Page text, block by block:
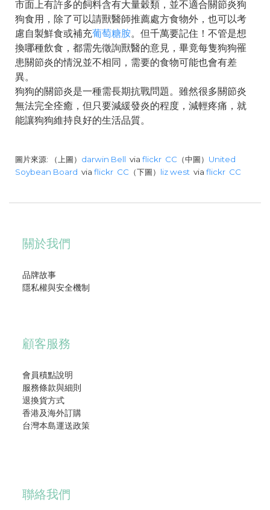
市面上有許多的飼料含有大量穀類，並不適合關節炎狗
狗食用，除了可以請獸醫師推薦處方食物外，也可以考
慮自製鮮食或補充葡萄糖胺。但千萬要記住！不管是想
換哪種飲食，都需先徵詢獸醫的意見，畢竟每隻狗狗罹
患關節炎的情況並不相同，需要的食物可能也會有差
異。
狗狗的關節炎是一種需長期抗戰問題。雖然很多關節炎
無法完全痊癒，但只要減緩發炎的程度，減輕疼痛，就
能讓狗狗維持良好的生活品質。
圖片來源: （上圖） darwin Bell via flickr CC （中圖） United
Soybean Board via flickr CC （下圖） liz west via flickr CC
關於我們
品牌故事
隱私權與安全機制
顧客服務
會員積點說明
服務條款與細則
退換貨方式
香港及海外訂購
台灣本島運送政策
聯絡我們